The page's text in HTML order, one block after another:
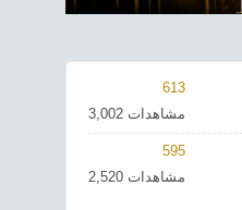
613
3,002 مشاهدات
595
2,520 مشاهدات